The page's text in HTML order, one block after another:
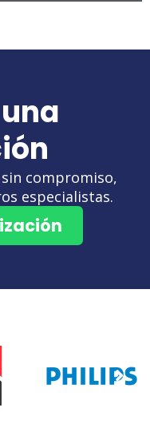
compromiso,
especialistas.